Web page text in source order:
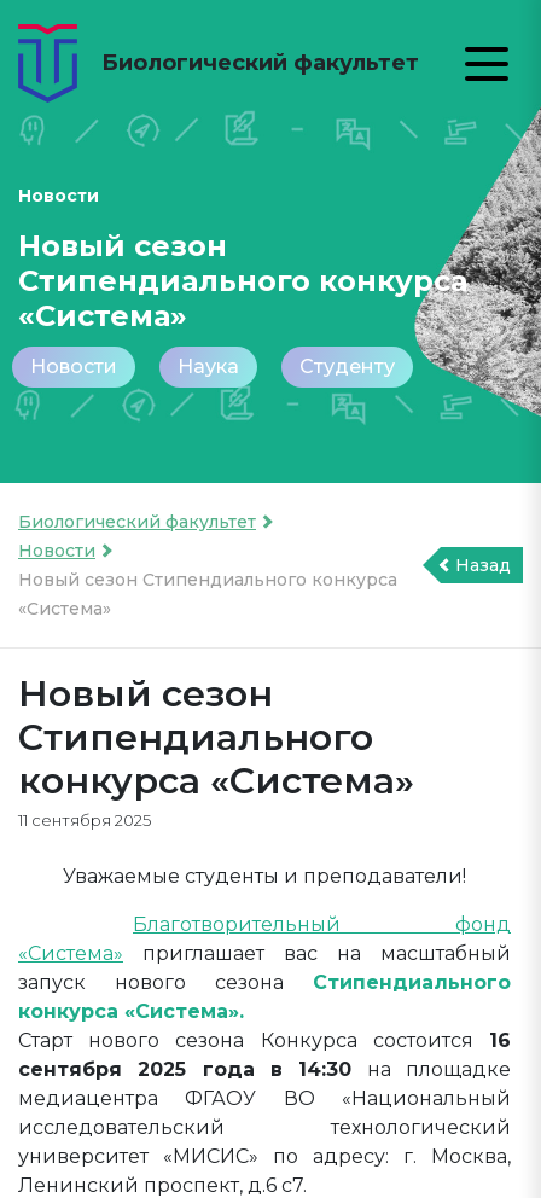
Биологический факультет
Новости
Новый сезон
Стипендиального конкурса
«Система»
Новости Наука Студенту
Биологический факультет
Новости
Новый сезон Стипендиального конкурса
«Система»
Назад
Новый сезон
Стипендиального
конкурса «Система»
11 сентября 2025
Уважаемые студенты и преподаватели!
Благотворительный фонд
«Система» приглашает вас на масштабный
запуск нового сезона Стипендиального
конкурса «Система».
Старт нового сезона Конкурса состоится 16
сентября 2025 года в 14:30 на площадке
медиацентра ФГАОУ ВО «Национальный
исследовательский технологический
университет «МИСИС» по адресу: г. Москва,
Ленинский проспект, д.6 с7.